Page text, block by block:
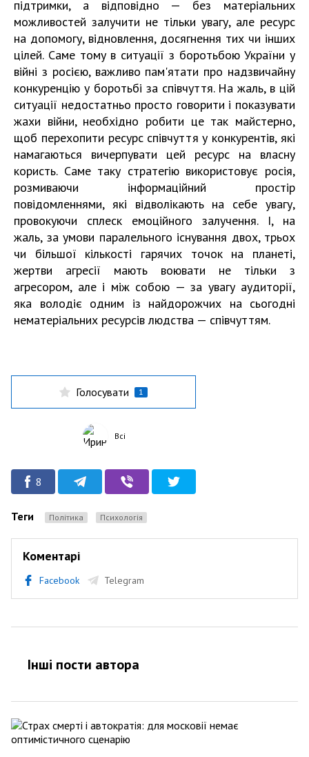
підтримки, а відповідно — без матеріальних
можливостей залучити не тільки увагу, але ресурс
на допомогу, відновлення, досягнення тих чи інших
цілей. Саме тому в ситуації з боротьбою України у
війні з росією, важливо пам'ятати про надзвичайну
конкуренцію у боротьбі за співчуття. На жаль, в цій
ситуації недостатньо просто говорити і показувати
жахи війни, необхідно робити це так майстерно,
щоб перехопити ресурс співчуття у конкурентів, які
намагаються вичерпувати цей ресурс на власну
користь. Саме таку стратегію використовує росія,
розмиваючи інформаційний простір
повідомленнями, які відволікають на себе увагу,
провокуючи сплеск емоційного залучення. І, на
жаль, за умови паралельного існування двох, трьох
чи більшої кількості гарячих точок на планеті,
жертви агресії мають воювати не тільки з
агресором, але і між собою — за увагу аудиторії,
яка володіє одним із найдорожчих на сьогодні
нематеріальних ресурсів людства — співчуттям.
Голосувати 1
Всі
8
Теги Політика Психологія
Коментарі
Facebook Telegram
Інші пости автора